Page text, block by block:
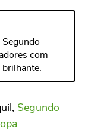
com
Segundo